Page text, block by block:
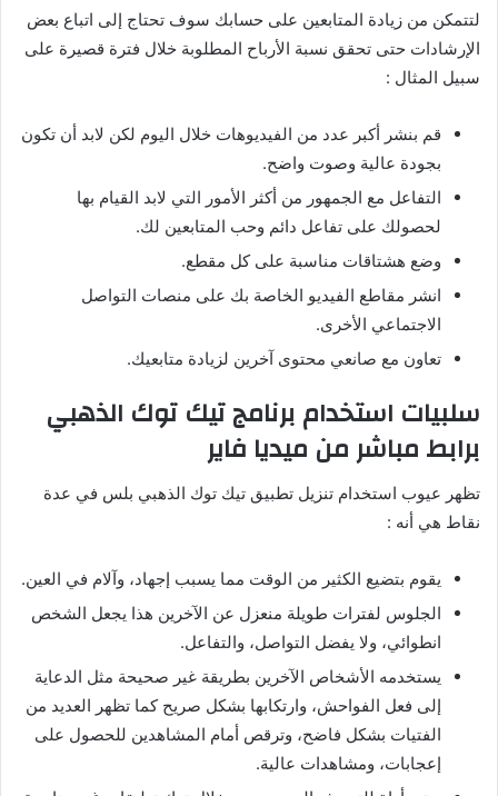
لتتمكن من زيادة المتابعين على حسابك سوف تحتاج إلى اتباع بعض
الإرشادات حتى تحقق نسبة الأرباح المطلوبة خلال فترة قصيرة على
سبيل المثال :
قم بنشر أكبر عدد من الفيديوهات خلال اليوم لكن لابد أن تكون
بجودة عالية وصوت واضح.
التفاعل مع الجمهور من أكثر الأمور التي لابد القيام بها
لحصولك على تفاعل دائم وحب المتابعين لك.
وضع هشتاقات مناسبة على كل مقطع.
انشر مقاطع الفيديو الخاصة بك على منصات التواصل
الاجتماعي الأخرى.
تعاون مع صانعي محتوى آخرين لزيادة متابعيك.
سلبيات استخدامبرنامجتيكتوك الذهبي
برابط مباشر من ميديا فاير
تظهر عيوب استخدام تنزيل تطبيق تيك توك الذهبي بلس في عدة
نقاط هي أنه :
يقوم بتضيع الكثير من الوقت مما يسبب إجهاد، وآلام في العين.
الجلوس لفترات طويلة منعزل عن الآخرين هذا يجعل الشخص
انطوائي، ولا يفضل التواصل، والتفاعل.
يستخدمه الأشخاص الآخرين بطريقة غير صحيحة مثل الدعاية
إلى فعل الفواحش، وارتكابها بشكل صريح كما تظهر العديد من
الفتيات بشكل فاضح، وترقص أمام المشاهدين للحصول على
إعجابات، ومشاهدات عالية.